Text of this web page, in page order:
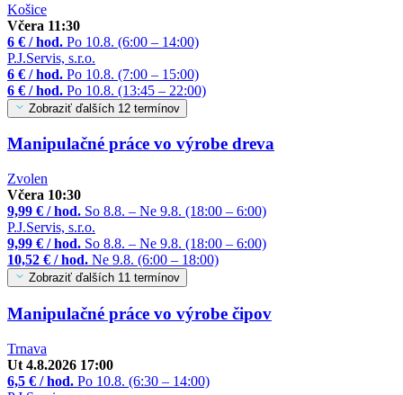
Košice
Včera 11:30
6 € / hod. Po 10.8. (6:00 – 14:00)
P.J.Servis, s.r.o.
6 € / hod. Po 10.8. (7:00 – 15:00)
6 € / hod. Po 10.8. (13:45 – 22:00)
Zobraziť ďalších 12 termínov
Manipulačné práce vo výrobe dreva
Zvolen
Včera 10:30
9,99 € / hod. So 8.8. – Ne 9.8. (18:00 – 6:00)
P.J.Servis, s.r.o.
9,99 € / hod. So 8.8. – Ne 9.8. (18:00 – 6:00)
10,52 € / hod. Ne 9.8. (6:00 – 18:00)
Zobraziť ďalších 11 termínov
Manipulačné práce vo výrobe čipov
Trnava
Ut 4.8.2026 17:00
6,5 € / hod. Po 10.8. (6:30 – 14:00)